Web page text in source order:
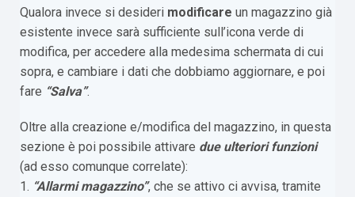
Qualora invece si desideri modificare un magazzino già
esistente invece sarà sufficiente sull’icona verde di
modifica, per accedere alla medesima schermata di cui
sopra, e cambiare i dati che dobbiamo aggiornare, e poi
fare “Salva”.
Oltre alla creazione e/modifica del magazzino, in questa
sezione è poi possibile attivare due ulteriori funzioni
(ad esso comunque correlate):
1. “Allarmi magazzino”, che se attivo ci avvisa, tramite